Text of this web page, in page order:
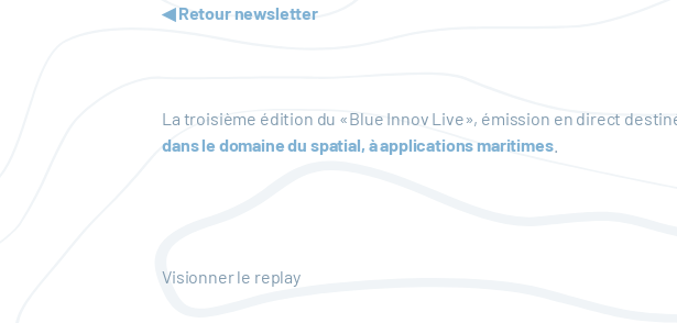
◀ Retour newsletter
La troisième édition du «Blue Innov Live», émission en direct
dans le domaine du spatial, à applications maritimes.
Visionner le replay